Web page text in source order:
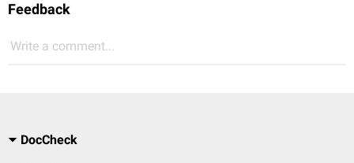
Feedback
Write a comment...
DocCheck